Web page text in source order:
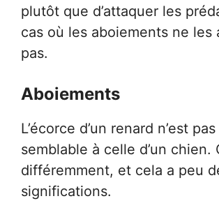
plutôt que d’attaquer les
cas où les aboiements ne les
pas.
Aboiements
L’écorce d’un renard n’est
semblable à celle d’un chien.
différemment, et cela a peu
significations.